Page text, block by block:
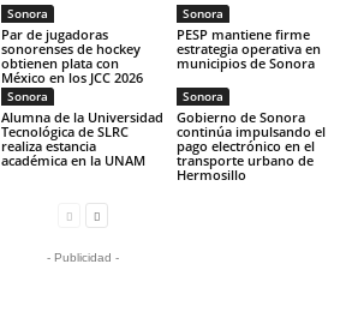
Sonora
Par de jugadoras
sonorenses de hockey
obtienen plata con
México en los JCC 2026
Sonora
PESP mantiene firme
estrategia operativa en
municipios de Sonora
Sonora
Alumna de la Universidad
Tecnológica de SLRC
realiza estancia
académica en la UNAM
Sonora
Gobierno de Sonora
continúa impulsando el
pago electrónico en el
transporte urbano de
Hermosillo
- Publicidad -